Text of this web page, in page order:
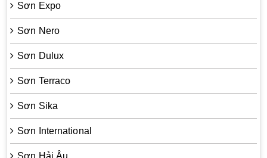
Sơn Expo
Sơn Nero
Sơn Dulux
Sơn Terraco
Sơn Sika
Sơn International